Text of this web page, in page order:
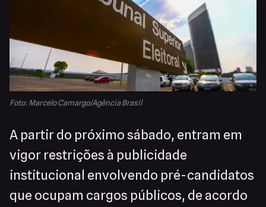
Foto: Marcelo Camargo/Agência Brasil
A partir do próximo sábado, entram em
vigor restrições à publicidade
institucional envolvendo pré-candidatos
que ocupam cargos públicos, de acordo